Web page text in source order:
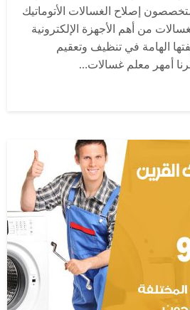
إصلاح الغسالات الأتوماتيك
من أهم الأجهزة الإلكترونية
الهامة في تنظيف وتعقيم
أمهر معلم غسالات…